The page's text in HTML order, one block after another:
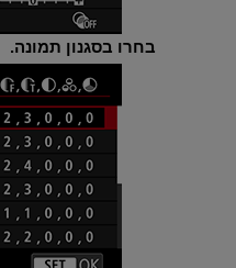
בחרו בסגנון תמונה.